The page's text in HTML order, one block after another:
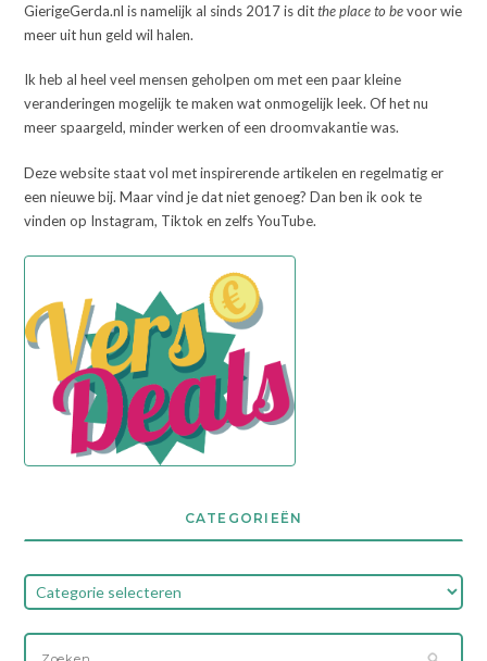
GierigeGerda.nl is namelijk al sinds 2017 is ditthe place to bevoor wie
meer uit hun geld wil halen.
Ik heb al heel veel mensen geholpen om met een paar kleine
veranderingen mogelijk te maken wat onmogelijk leek. Of het nu
meer spaargeld, minder werken of een droomvakantie was.
Deze website staat vol met inspirerende artikelen en regelmatig er
een nieuwe bij. Maar vind je dat niet genoeg? Dan ben ik ook te
vinden op Instagram, Tiktok en zelfs YouTube.
CATEGORIEËN